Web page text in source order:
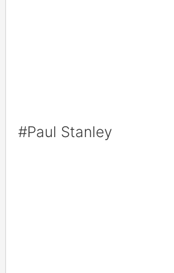
#Paul Stanley